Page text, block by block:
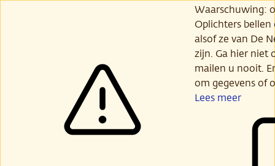
Waarschuwing:
Oplichters
alsof ze van De
zijn. Ga hier niet
mailen u nooit.
om gegevens of
Lees meer